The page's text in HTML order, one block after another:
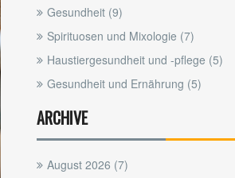
Gesundheit (9)
Spirituosen und Mixologie (7)
Haustiergesundheit und -pflege (5)
Gesundheit und Ernährung (5)
ARCHIVE
August 2026 (7)